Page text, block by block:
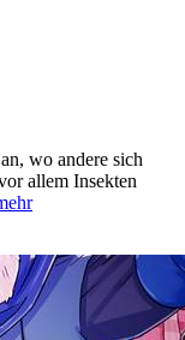
wo andere sich
allem Insekten